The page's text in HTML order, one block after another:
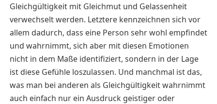
Gleichgültigkeit mit Gleichmut und Gelassenheit
verwechselt werden. Letztere kennzeichnen sich vor
allem dadurch, dass eine Person sehr wohl empfindet
und wahrnimmt, sich aber mit diesen Emotionen
nicht in dem Maße identifiziert, sondern in der Lage
ist diese Gefühle loszulassen. Und manchmal ist das,
was man bei anderen als Gleichgültigkeit wahrnimmt
auch einfach nur ein Ausdruck geistiger oder